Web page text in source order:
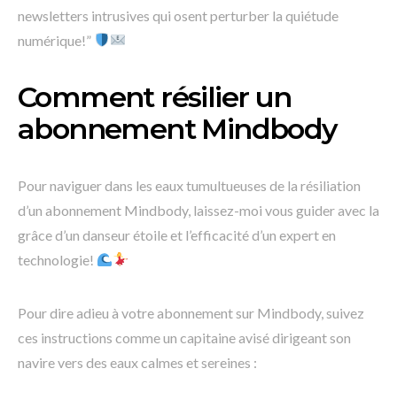
newsletters intrusives qui osent perturber la quiétude
numérique!”
Comment résilier un
abonnement Mindbody
Pour naviguer dans les eaux tumultueuses de la résiliation
d’un abonnement Mindbody, laissez-moi vous guider avec la
grâce d’un danseur étoile et l’efficacité d’un expert en
technologie!
Pour dire adieu à votre abonnement sur Mindbody, suivez
ces instructions comme un capitaine avisé dirigeant son
navire vers des eaux calmes et sereines :